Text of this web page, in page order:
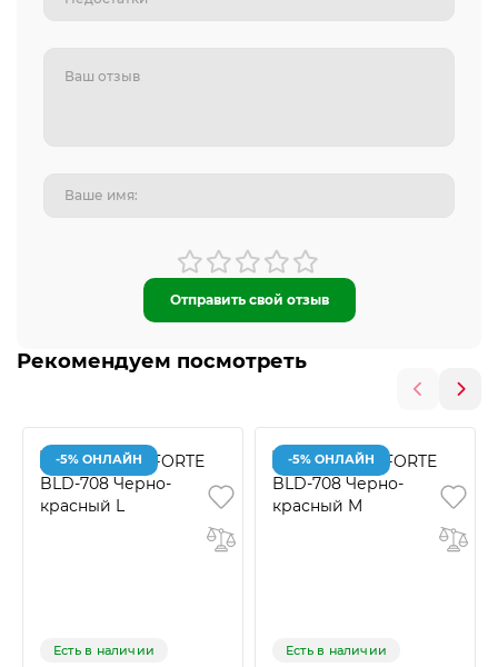
Отправить свой отзыв
Рекомендуем посмотреть
-5% ОНЛАЙН
Есть в наличии
-5% ОНЛАЙН
Есть в наличии